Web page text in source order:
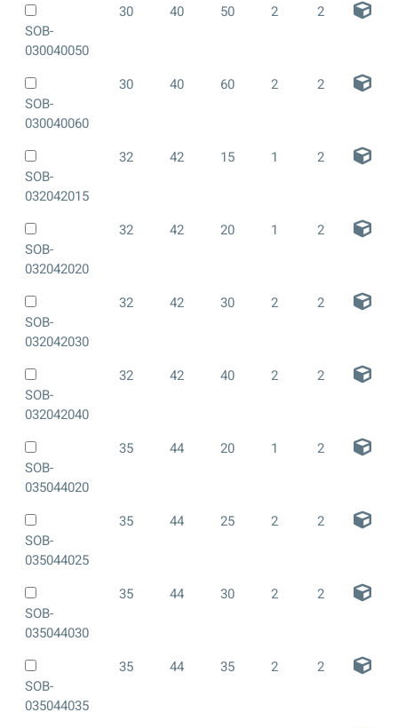
SOB-
030040050
30 40 50 2 2
SOB-
030040060
30 40 60 2 2
SOB-
032042015
32 42 15 1 2
SOB-
032042020
32 42 20 1 2
SOB-
032042030
32 42 30 2 2
SOB-
032042040
32 42 40 2 2
SOB-
035044020
35 44 20 1 2
SOB-
035044025
35 44 25 2 2
SOB-
035044030
35 44 30 2 2
SOB-
035044035
35 44 35 2 2